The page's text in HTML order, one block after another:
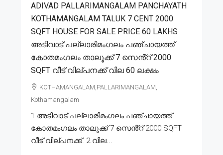
ADIVAD PALLARIMANGALAM PANCHAYATH
KOTHAMANGALAM TALUK 7 CENT 2000
SQFT HOUSE FOR SALE PRICE 60 LAKHS
അടിവാട് പല്ലാരിമംഗലം പഞ്ചായത്ത്
കോതമംഗലം താലൂക്ക് 7 സെൻ്റ് 2000
SQFT വീട് വില്പനക്ക് വില 60 ലക്ഷം
KOTHAMANGALAM,PALLARIMANGALAM,
Kothamangalam
1.അടിവാട് പല്ലാരിമംഗലം പഞ്ചായത്ത്
കോതമംഗലം താലൂക്ക് 7 സെൻ്റ് 2000 SQFT
വീട് വില്പനക്ക്. 2.വില...